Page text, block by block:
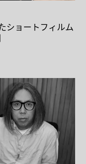
ショートフィルム